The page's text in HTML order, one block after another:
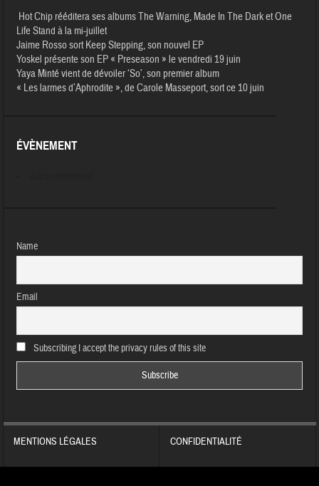
Hot Chip rééditera ses albums The Warning, Made In The Dark et One
Life Stand à la mi-juillet
Jaime Rosso sort Keep Stepping, son nouvel EP
Yoskel présente son EP « Preseason » le vendredi 19 juin
Yaya Minté vient de dévoiler ‘So’, son premier album
« Les larmes d’Aphrodite », de Carole Masseport, sort ce 10 juin
ÉVÈNEMENT
Name
Email
Subscribing I accept the privacy rules of this site
MENTIONS LÉGALES CONFIDENTIALITÉ